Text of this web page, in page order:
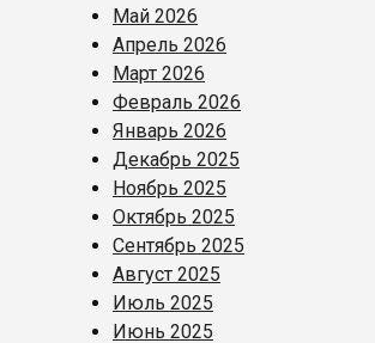
Май 2026
Апрель 2026
Март 2026
Февраль 2026
Январь 2026
Декабрь 2025
Ноябрь 2025
Октябрь 2025
Сентябрь 2025
Август 2025
Июль 2025
Июнь 2025